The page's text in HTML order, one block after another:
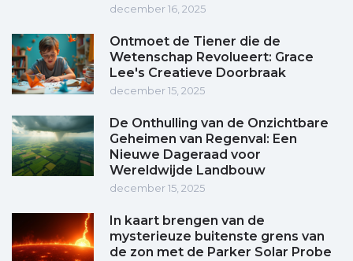
december 16, 2025
Ontmoet de Tiener die de
Wetenschap Revolueert: Grace
Lee's Creatieve Doorbraak
december 15, 2025
De Onthulling van de Onzichtbare
Geheimen van Regenval: Een
Nieuwe Dageraad voor
Wereldwijde Landbouw
december 15, 2025
In kaart brengen van de
mysterieuze buitenste grens van
de zon met de Parker Solar Probe